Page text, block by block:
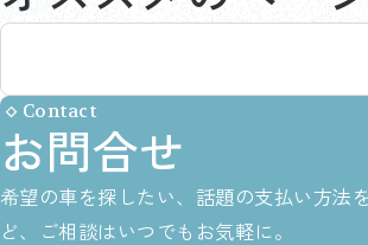
Contact
お問合せ
希望の車を探したい、話題の支払い方法
ど、ご相談はいつでもお気軽に。